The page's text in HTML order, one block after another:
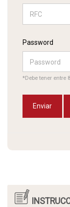
Password
*Debe tener entre
Enviar